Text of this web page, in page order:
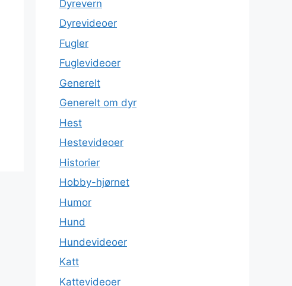
Dyrevern
Dyrevideoer
Fugler
Fuglevideoer
Generelt
Generelt om dyr
Hest
Hestevideoer
Historier
Hobby-hjørnet
Humor
Hund
Hundevideoer
Katt
Kattevideoer